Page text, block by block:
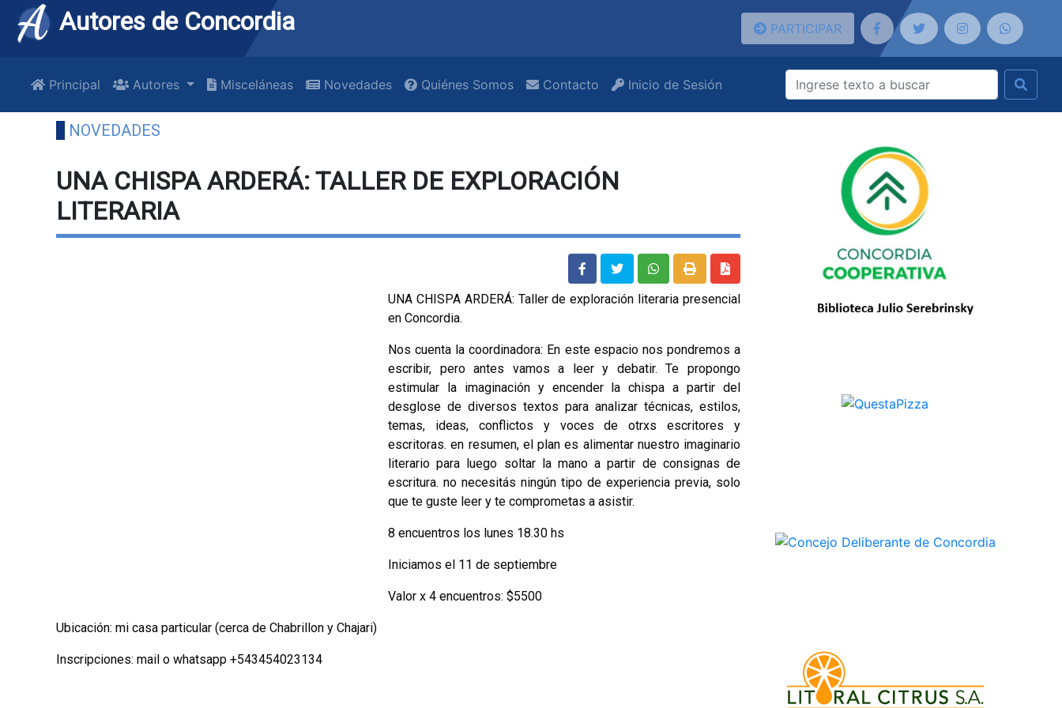
Autores de Concordia PARTICIPAR
Principal Autores Misceláneas Novedades Quiénes Somos Contacto Inicio de Sesión
NOVEDADES
UNA CHISPA ARDERÁ: TALLER DE EXPLORACIÓN
LITERARIA
UNA CHISPA ARDERÁ: Taller de exploración literaria presencial
en Concordia.
Nos cuenta la coordinadora: En este espacio nos pondremos a
escribir, pero antes vamos a leer y debatir. Te propongo
estimular la imaginación y encender la chispa a partir del
desglose de diversos textos para analizar técnicas, estilos,
temas, ideas, conflictos y voces de otrxs escritores y
escritoras. en resumen, el plan es alimentar nuestro imaginario
literario para luego soltar la mano a partir de consignas de
escritura. no necesitás ningún tipo de experiencia previa, solo
que te guste leer y te comprometas a asistir.
8 encuentros los lunes 18.30 hs
Iniciamos el 11 de septiembre
Valor x 4 encuentros: $5500
Ubicación: mi casa particular (cerca de Chabrillon y Chajari)
Inscripciones: mail o whatsapp +543454023134